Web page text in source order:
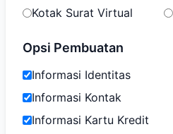
Kotak Surat Virtual
Opsi Pembuatan
Informasi Identitas
Informasi Kontak
Informasi Kartu Kredit